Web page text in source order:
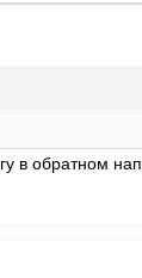
в обратном